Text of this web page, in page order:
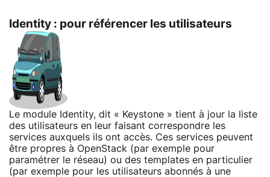
Identity : pour référencer les utilisateurs
Le module Identity, dit « Keystone » tient à jour la liste
des utilisateurs en leur faisant correspondre les
services auxquels ils ont accès. Ces services peuvent
être propres à OpenStack (par exemple pour
paramétrer le réseau) ou des templates en particulier
(par exemple pour les utilisateurs abonnés à une